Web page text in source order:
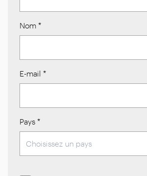
Nom *
E-mail *
Pays *